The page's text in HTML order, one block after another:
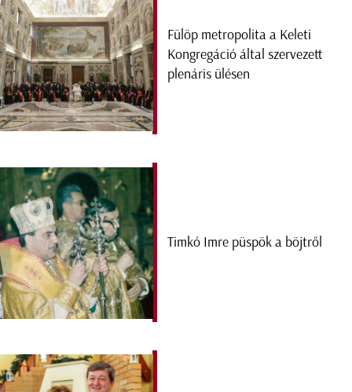
Fülöp metropolita a Keleti
Kongregáció által szervezett
plenáris ülésen
Timkó Imre püspök a böjtről